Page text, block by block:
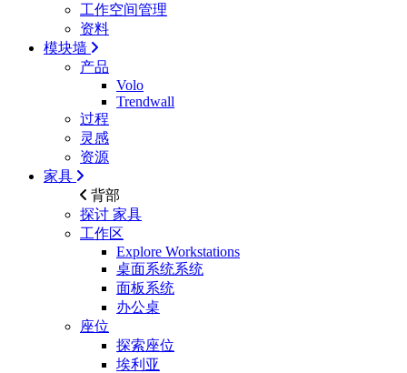
工作空间管理
资料
模块墙
产品
Volo
Trendwall
过程
灵感
资源
家具
背部
探讨 家具
工作区
Explore Workstations
桌面系统系统
面板系统
办公桌
座位
探索座位
埃利亚